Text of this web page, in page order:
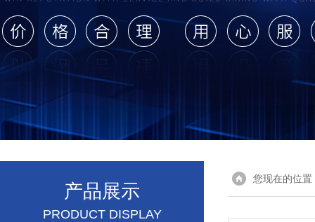
产品展示
PRODUCT DISPLAY
您现在的位置